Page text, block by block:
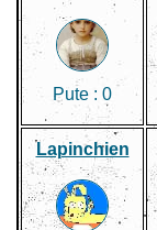
Pute : 0
Lapinchien